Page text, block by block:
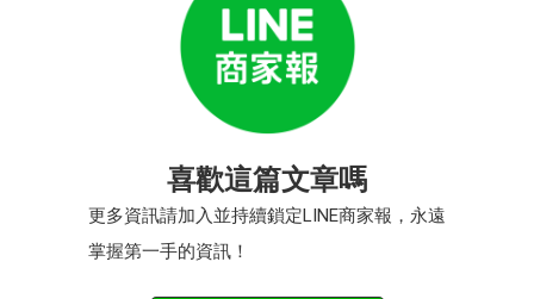
喜歡這篇文章嗎
更多資訊請加入並持續鎖定LINE商家報，永遠
掌握第一手的資訊！